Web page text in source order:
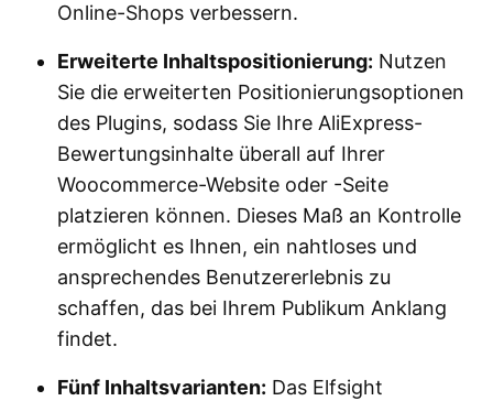
Online-Shops verbessern.
Erweiterte Inhaltspositionierung: Nutzen
Sie die erweiterten Positionierungsoptionen
des Plugins, sodass Sie Ihre AliExpress-
Bewertungsinhalte überall auf Ihrer
Woocommerce-Website oder -Seite
platzieren können. Dieses Maß an Kontrolle
ermöglicht es Ihnen, ein nahtloses und
ansprechendes Benutzererlebnis zu
schaffen, das bei Ihrem Publikum Anklang
findet.
Fünf Inhaltsvarianten: Das Elfsight